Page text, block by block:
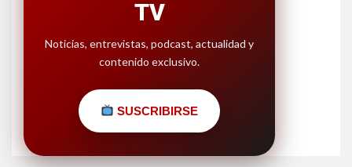
TV
Noticias, entrevistas, podcast, actualidad y
contenido exclusivo.
SUSCRIBIRSE